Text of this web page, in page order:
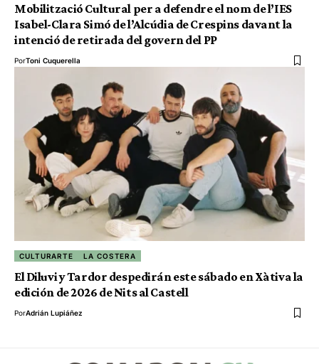
Mobilització Cultural per a defendre el nom de l’IES
Isabel-Clara Simó de l’Alcúdia de Crespins davant la
intenció de retirada del govern del PP
PorToni Cuquerella
CULTURARTE LA COSTERA
El Diluvi y Tardor despedirán este sábado en Xàtiva la
edición de 2026 de Nits al Castell
PorAdrián Lupiáñez